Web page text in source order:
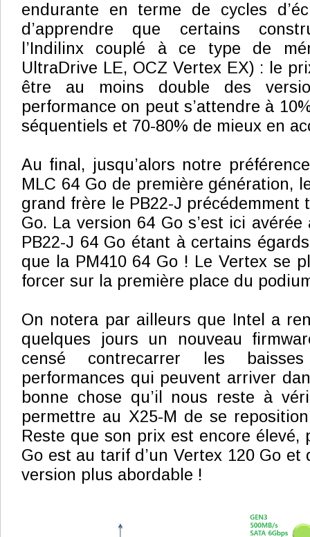
endurante en terme de cycles
d’apprendre que certains
l’Indilinx couplé à ce type de
UltraDrive LE, OCZ Vertex EX) : le
être au moins double des
performance on peut s’attendre à
séquentiels et 70-80% de mieux en
Au final, jusqu’alors notre
MLC 64 Go de première génération,
grand frère le PB22-J précédemment
Go. La version 64 Go s’est ici
PB22-J 64 Go étant à certains
que la PM410 64 Go ! Le Vertex se
forcer sur la première place du
On notera par ailleurs que Intel a
quelques jours un nouveau
censé contrecarrer les
performances qui peuvent arriver
bonne chose qu’il nous reste à
permettre au X25-M de se
Reste que son prix est encore élevé,
Go est au tarif d’un Vertex 120 Go et
version plus abordable !